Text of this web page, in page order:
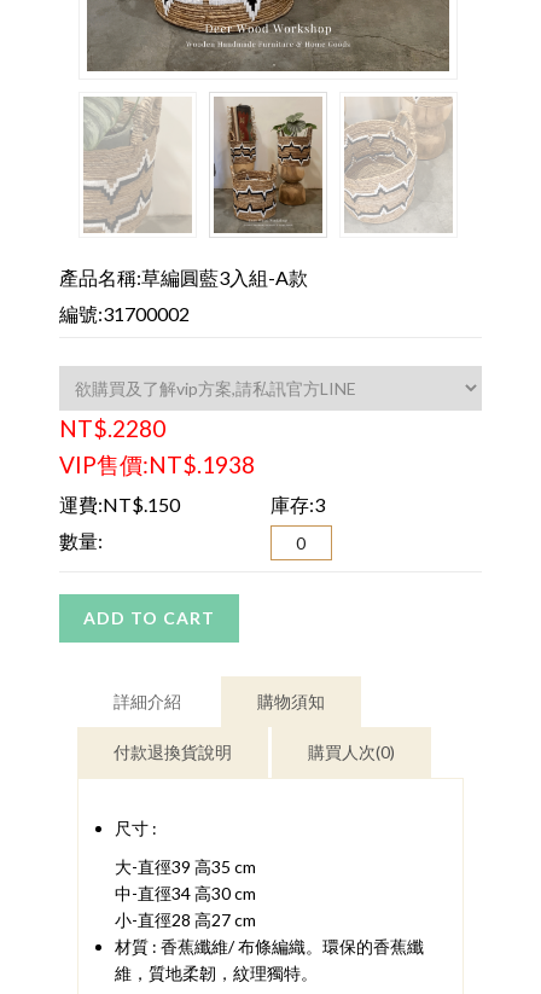
產品名稱:草編圓藍3入組-A款
編號:31700002
NT$.2280
VIP售價:NT$.1938
運費:NT$.150
庫存:3
數量:
ADD TO CART
詳細介紹 購物須知
付款退換貨說明 購買人次(0)
尺寸 :
大-直徑39 高35 cm
中-直徑34 高30 cm
小-直徑28 高27 cm
材質 : 香蕉纖維/ 布條編織。環保的香蕉纖
維，質地柔韌，紋理獨特。